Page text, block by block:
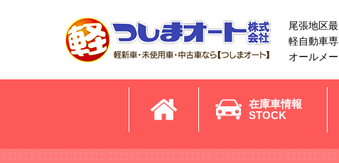
尾張地区
軽自動車専
オールメ
在庫車情報
STOCK